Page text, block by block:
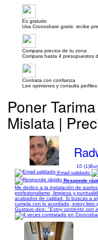
Es gratuito
Usa Cronoshare gratis: recibe
Compara precios de tu zona
Compara hasta 4 presupuestos
Contrata con confianza
Lee opiniones y consulta perfiles
Poner
Mislata |
10 (1)
Email validado
Responde
Me dedico a la instalación de
profesionalismo, limpieza y
acabados de calidad. Si buscas a
cumpla con lo acordado, estoy listo
Gustavo dice: "Estoy contento con